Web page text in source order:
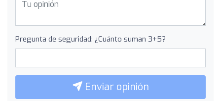
Pregunta de seguridad: ¿Cuánto suman 3+5?
Enviar opinión